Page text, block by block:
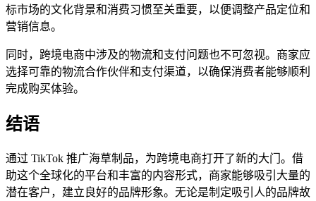
标市场的文化背景和消费习惯至关重要，以便调整产品定位和
营销信息。
同时，跨境电商中涉及的物流和支付问题也不可忽视。商家应
选择可靠的物流合作伙伴和支付渠道，以确保消费者能够顺利
完成购买体验。
结语
通过 TikTok 推广海草制品，为跨境电商打开了新的大门。借
助这个全球化的平台和丰富的内容形式，商家能够吸引大量的
潜在客户，建立良好的品牌形象。无论是制定吸引人的品牌故